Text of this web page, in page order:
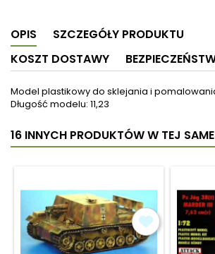
OPIS
SZCZEGÓŁY PRODUKTU
KOSZT DOSTAWY
Model plastikowy do sklejania i
Długość modelu: 11,23
16 INNYCH PRODUKTÓW W TEJ